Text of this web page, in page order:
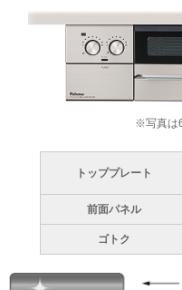
※写真は
トッププレート
前面パネル
ゴトク